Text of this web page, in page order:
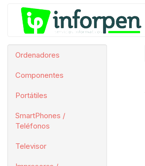
Ordenadores
Componentes
Portátiles
SmartPhones /
Teléfonos
Televisor